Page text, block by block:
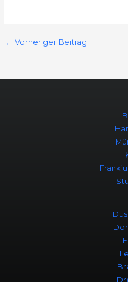
← Vorheriger Beitrag